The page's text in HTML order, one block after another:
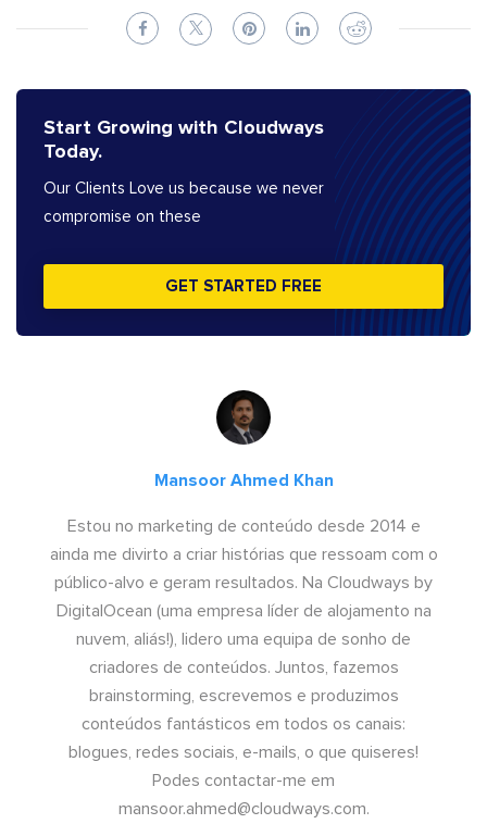
Start Growing with Cloudways
Today.
Our Clients Love us because we never
compromise on these
GET STARTED FREE
Mansoor Ahmed Khan
Estou no marketing de conteúdo desde 2014 e
ainda me divirto a criar histórias que ressoam com o
público-alvo e geram resultados. Na Cloudways by
DigitalOcean (uma empresa líder de alojamento na
nuvem, aliás!), lidero uma equipa de sonho de
criadores de conteúdos. Juntos, fazemos
brainstorming, escrevemos e produzimos
conteúdos fantásticos em todos os canais:
blogues, redes sociais, e-mails, o que quiseres!
Podes contactar-me em
mansoor.ahmed@cloudways.com.